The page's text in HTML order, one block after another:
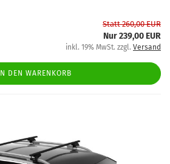
Statt 260,00 EUR
Nur 239,00 EUR
inkl. 19% MwSt. zzgl. Versand
IN DEN WARENKORB